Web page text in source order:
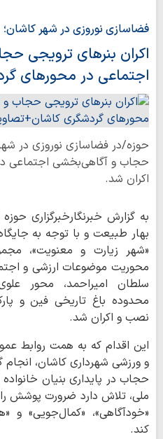
فضاسازی نوروزی در شهر کاشان؛
اکران بنرهای ترویجی
اجتماعی در محورهای
حوزه/در فضاسازی نوروزی در
حجاب و آگاهی‌بخشی اجتماعی
اکران شد.
به گزارش خبرنگارخبرگزاری
بهار طبیعت و با توجه به
«شهر زیارت و معنویت»،
محوریت موضوعات ارزشی و
سلطان‌ امیراحمد، محور
محدوده باغ تاریخی فین و
نصب و اکران شد.
این اقدام که به همت روابط‌
و ورزشی شهرداری کاشان، انجام
حجاب در پایداری بنیان
ملی، تلاش دارد ضرورت پوشش را
«خودآگاهی»، «کمال‌جویی» و
کند.